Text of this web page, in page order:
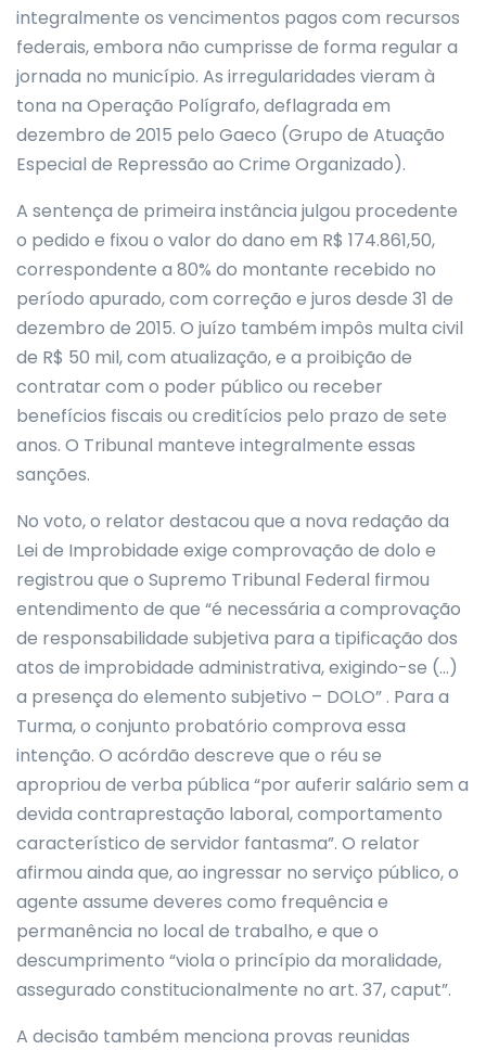
integralmente os vencimentos pagos com recursos
federais, embora não cumprisse de forma regular a
jornada no município. As irregularidades vieram à
tona na Operação Polígrafo, deflagrada em
dezembro de 2015 pelo Gaeco (Grupo de Atuação
Especial de Repressão ao Crime Organizado).
A sentença de primeira instância julgou procedente
o pedido e fixou o valor do dano em R$ 174.861,50,
correspondente a 80% do montante recebido no
período apurado, com correção e juros desde 31 de
dezembro de 2015. O juízo também impôs multa civil
de R$ 50 mil, com atualização, e a proibição de
contratar com o poder público ou receber
benefícios fiscais ou creditícios pelo prazo de sete
anos. O Tribunal manteve integralmente essas
sanções.
No voto, o relator destacou que a nova redação da
Lei de Improbidade exige comprovação de dolo e
registrou que o Supremo Tribunal Federal firmou
entendimento de que “é necessária a comprovação
de responsabilidade subjetiva para a tipificação dos
atos de improbidade administrativa, exigindo-se (…)
a presença do elemento subjetivo – DOLO” . Para a
Turma, o conjunto probatório comprova essa
intenção. O acórdão descreve que o réu se
apropriou de verba pública “por auferir salário sem a
devida contraprestação laboral, comportamento
característico de servidor fantasma”. O relator
afirmou ainda que, ao ingressar no serviço público, o
agente assume deveres como frequência e
permanência no local de trabalho, e que o
descumprimento “viola o princípio da moralidade,
assegurado constitucionalmente no art. 37, caput”.
A decisão também menciona provas reunidas